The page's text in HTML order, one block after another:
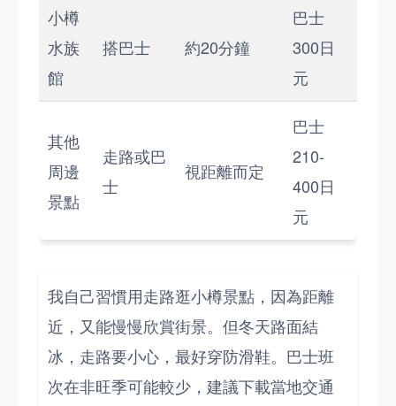
小樽
水族
館
搭巴士 約20分鐘
巴士
300日
元
其他
周邊
景點
走路或巴
士
視距離而定
巴士
210-
400日
元
我自己習慣用走路逛小樽景點，因為距離
近，又能慢慢欣賞街景。但冬天路面結
冰，走路要小心，最好穿防滑鞋。巴士班
次在非旺季可能較少，建議下載當地交通